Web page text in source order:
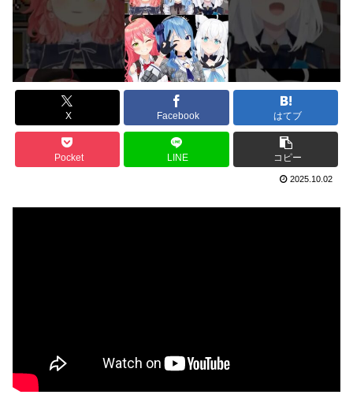
X Facebook はてブ
Pocket LINE コピー
2025.10.02